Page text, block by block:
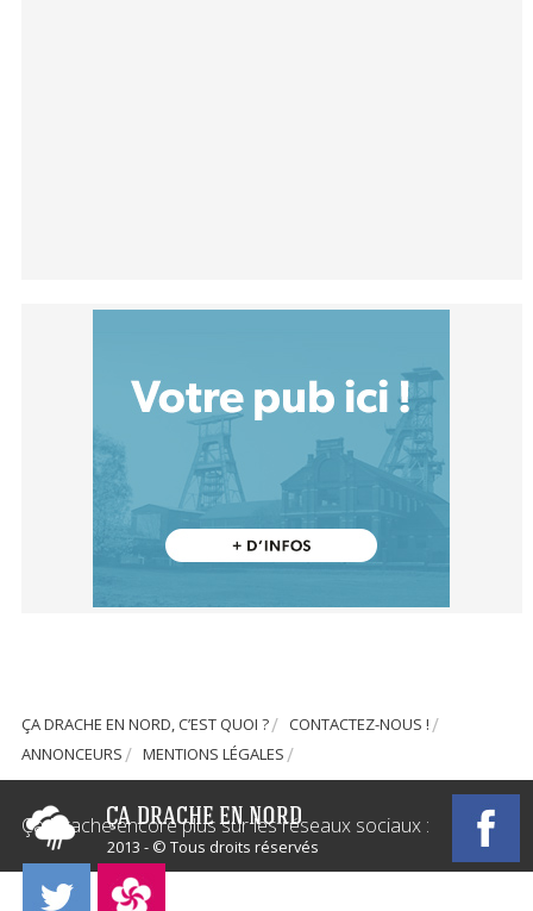
ÇA DRACHE EN NORD, C’EST QUOI ?
CONTACTEZ-NOUS !
ANNONCEURS
MENTIONS LÉGALES
2013 - © Tous droits réservés
Ça Drache encore plus sur les réseaux sociaux :